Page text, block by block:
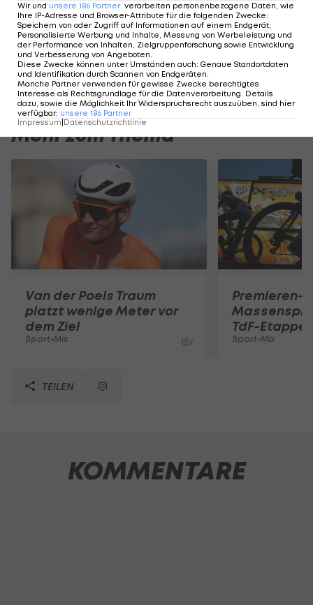
Am Stammtisch bei Andy Ogris:
Christopher Knett
Stammtisch
I schau a
Runde)
Mehr zum Thema
Van der Poels Traum
platzt wenige Meter vor
dem Ziel
Sport-Mix 1
Premieren-
TdF-Etappe
Sport-Mix
TEILEN
KOMMENTARE
Wir und unsere 186 Partner verarbeiten personenbezogene Daten, wie
Ihre IP-Adresse und Browser-Attribute für die folgenden Zwecke:
Speichern von oder Zugriff auf Informationen auf einem Endgerät;
Personalisierte Werbung und Inhalte, Messung von Werbeleistung und
der Performance von Inhalten, Zielgruppenforschung sowie Entwicklung
und Verbesserung von Angeboten.
Diese Zwecke können unter Umständen auch: Genaue Standortdaten
und Identifikation durch Scannen von Endgeräten.
Manche Partner verwenden für gewisse Zwecke berechtigtes
Interesse als Rechtsgrundlage für die Datenverarbeitung. Details
dazu, sowie die Möglichkeit Ihr Widerspruchsrecht auszuüben, sind hier
verfügbar: unsere 186 Partner
Impressum Datenschutzrichtlinie